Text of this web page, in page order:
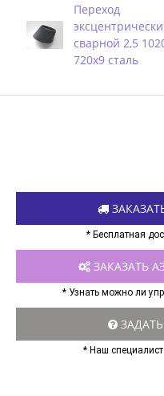
Переход
сварной 2,5
720х9 сталь
* Бесплатная
ЗАКАЗАТЬ
* Узнать можно ли
* Наш